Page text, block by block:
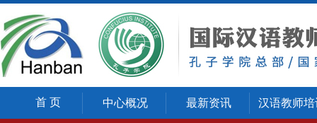
首 页 中心概况 最新资讯 汉语教师培